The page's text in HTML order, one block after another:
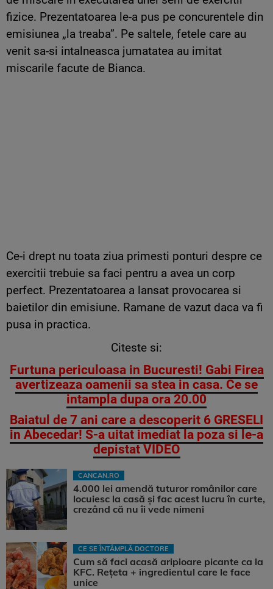
fizice. Prezentatoarea le-a pus pe concurentele din
emisiunea „la treaba”. Pe saltele, fetele care au
venit sa-si intalneasca jumatatea au imitat
miscarile facute de Bianca.
Ce-i drept nu toata ziua primesti ponturi despre ce
exercitii trebuie sa faci pentru a avea un corp
perfect. Prezentatoarea a lansat provocarea si
baietilor din emisiune. Ramane de vazut daca va fi
pusa in practica.
Citeste si:
Furtuna periculoasa in Bucuresti! Gabi Firea
avertizeaza oamenii sa stea in casa. Ce se
intampla dupa ora 20.00
Baiatul de 7 ani care a descoperit 6 GRESELI
in Abecedar! S-a uitat imediat la poza si le-a
depistat VIDEO
CANCAN.RO
4.000 lei amendă tuturor românilor care
locuiesc la casă și fac acest lucru în curte,
crezând că nu îi vede nimeni
CE SE ÎNTÂMPLĂ DOCTORE
Cum să faci acasă aripioare picante ca la
KFC. Rețeta + ingredientul care le face
unice